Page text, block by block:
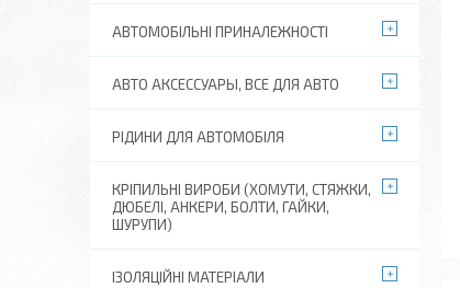
АВТОМОБІЛЬНІ ПРИНАЛЕЖНОСТІ
АВТО АКСЕССУАРЫ, ВСЕ ДЛЯ АВТО
РІДИНИ ДЛЯ АВТОМОБІЛЯ
КРІПИЛЬНІ ВИРОБИ (ХОМУТИ, СТЯЖКИ,
ДЮБЕЛІ, АНКЕРИ, БОЛТИ, ГАЙКИ,
ШУРУПИ)
ІЗОЛЯЦІЙНІ МАТЕРІАЛИ